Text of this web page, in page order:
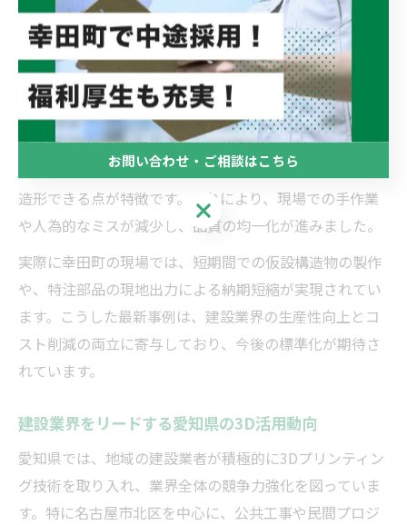
愛知県額田郡幸田町や名古屋市北区でも最新の施工事例
が登場しています。従来の型枠工法に比べ、3Dプリンタ
ーを活用することで部材の精密な造形が可能となり、現
場での作業効率が格段に向上しています。
例えば、複雑な形状の外構パーツやコンクリート構造物
の製作に3Dプリンターが用いられ、設計データから直接
造形できる点が特徴です。これにより、現場での手作業
や人為的なミスが減少し、品質の均一化が進みました。
実際に幸田町の現場では、短期間での仮設構造物の製作
や、特注部品の現地出力による納期短縮が実現されてい
ます。こうした最新事例は、建設業界の生産性向上とコ
スト削減の両立に寄与しており、今後の標準化が期待さ
れています。
建設業界をリードする愛知県の3D活用動向
愛知県では、地域の建設業者が積極的に3Dプリンティン
グ技術を取り入れ、業界全体の競争力強化を図っていま
す。特に名古屋市北区を中心に、公共工事や民間プロジ
お問い合わせ・ご相談はこちら
お問い合わせ・ご相談はこちら